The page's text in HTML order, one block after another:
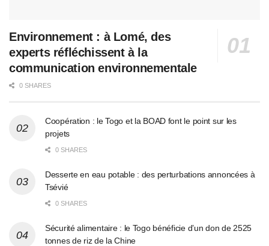
Environnement : à Lomé, des
experts réfléchissent à la
communication environnementale
0 SHARES
Coopération : le Togo et la BOAD font le point sur les
projets
0 SHARES
Desserte en eau potable : des perturbations annoncées à
Tsévié
0 SHARES
Sécurité alimentaire : le Togo bénéficie d’un don de 2525
tonnes de riz de la Chine